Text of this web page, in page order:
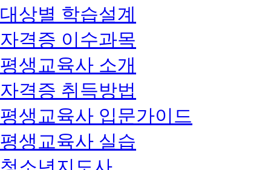
대상별 학습설계
자격증 이수과목
평생교육사 소개
자격증 취득방법
평생교육사 입문가이드
평생교육사 실습